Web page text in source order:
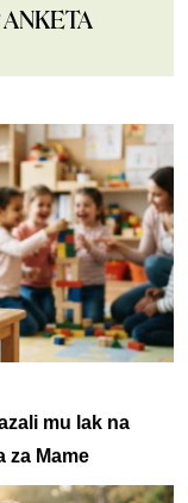
mu lak na
za Mame